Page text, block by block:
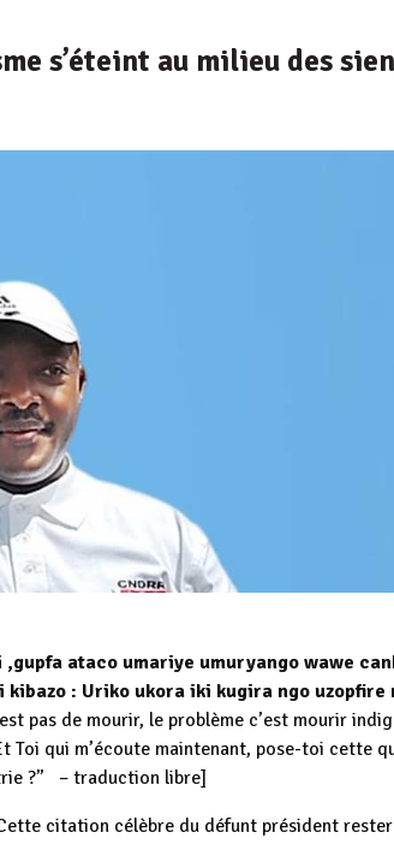
s’éteint au milieu des
ataco umariye umuryango wawe
: Uriko ukora iki kugira ngo uzopfire
pas de mourir, le problème c’est mourir
qui m’écoute maintenant, pose-toi cette
?” – traduction libre]
citation célèbre du défunt président